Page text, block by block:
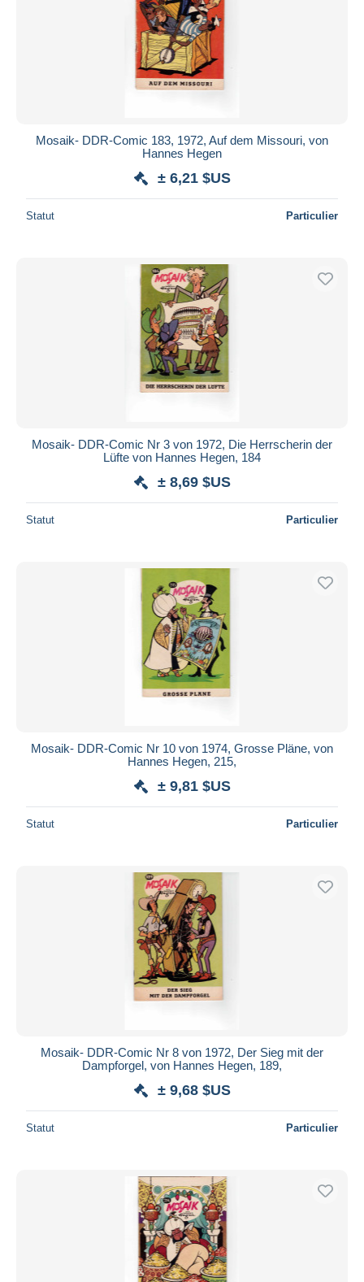
Mosaik- DDR-Comic 183, 1972, Auf dem Missouri, von
Hannes Hegen
± 6,21 $US
Statut Particulier
Mosaik- DDR-Comic Nr 3 von 1972, Die Herrscherin der
Lüfte von Hannes Hegen, 184
± 8,69 $US
Statut Particulier
Mosaik- DDR-Comic Nr 10 von 1974, Grosse Pläne, von
Hannes Hegen, 215,
± 9,81 $US
Statut Particulier
Mosaik- DDR-Comic Nr 8 von 1972, Der Sieg mit der
Dampforgel, von Hannes Hegen, 189,
± 9,68 $US
Statut Particulier